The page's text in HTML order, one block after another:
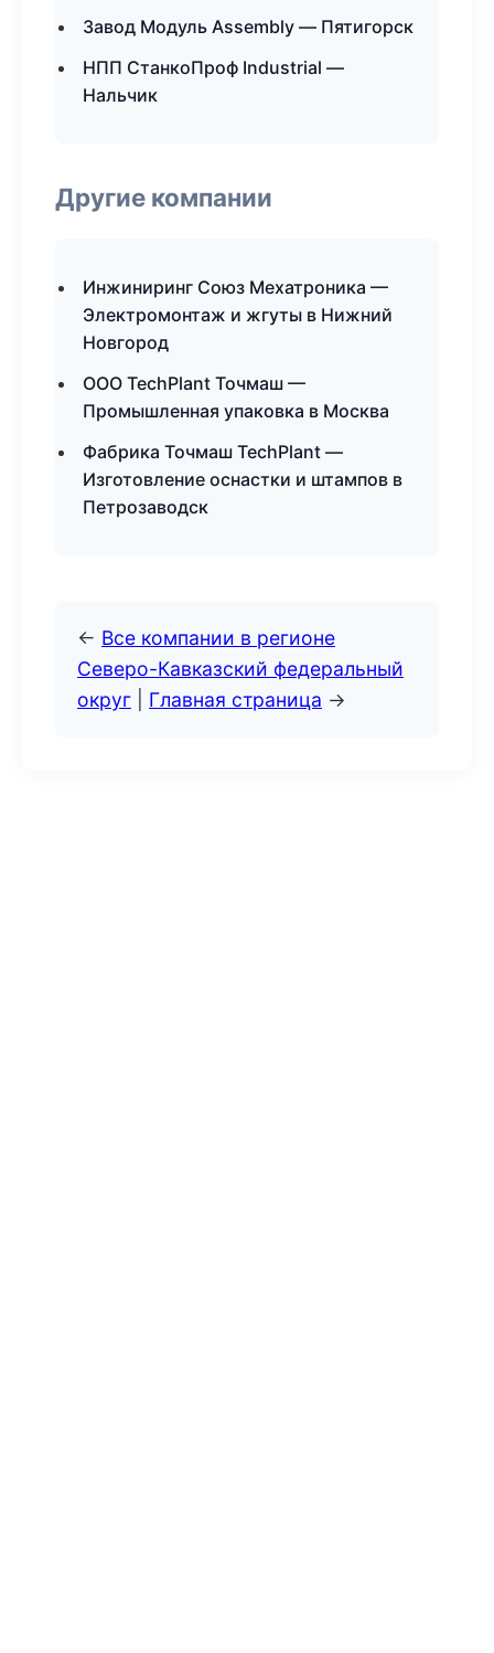
Завод Модуль Assembly — Пятигорск
НПП СтанкоПроф Industrial —
Нальчик
Другие компании
Инжиниринг Союз Мехатроника —
Электромонтаж и жгуты в Нижний
Новгород
ООО TechPlant Точмаш —
Промышленная упаковка в Москва
Фабрика Точмаш TechPlant —
Изготовление оснастки и штампов в
Петрозаводск
← Все компании в регионе
Северо-Кавказский федеральный
округ
Главная страница →